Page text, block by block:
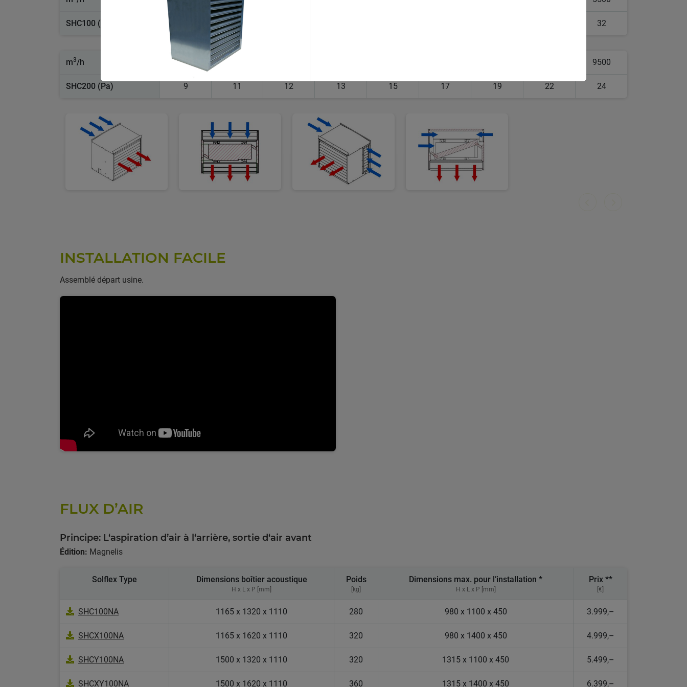
SHC100 (Pa) 6 32
m3/h 5500 9500
SHC200 (Pa) 9 11 12 13 15 17 19 22 24
INSTALLATION FACILE
Assemblé départ usine.
FLUX D’AIR
Principe: L‘aspiration d’air à l‘arrière, sortie d‘air avant
Édition: Magnelis
Solflex Type Dimensions boîtier acoustique
H x L x P [mm]
Poids
[kg]
Dimensions max. pour l’installation *
H x L x P [mm]
Prix **
[€]
SHC100NA 1165 x 1320 x 1110 280 980 x 1100 x 450 3.999,–
SHCX100NA 1165 x 1620 x 1110 320 980 x 1400 x 450 4.999,–
SHCY100NA 1500 x 1320 x 1110 320 1315 x 1100 x 450 5.499,–
SHCXY100NA 1500 x 1620 x 1110 360 1315 x 1400 x 450 6.399,–